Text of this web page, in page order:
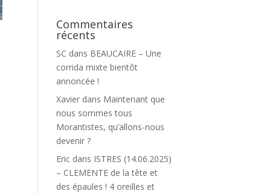
Commentaires
récents
SC dans BEAUCAIRE – Une
corrida mixte bientôt
annoncée !
Xavier dans Maintenant que
nous sommes tous
Morantistes, qu’allons-nous
devenir ?
Eric dans ISTRES (14.06.2025)
– CLEMENTE de la tête et
des épaules ! 4 oreilles et